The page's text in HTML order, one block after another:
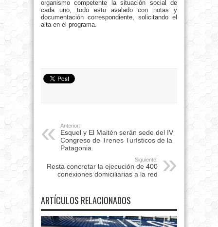
organismo competente la situación social de
cada uno, todo esto avalado con notas y
documentación correspondiente, solicitando el
alta en el programa.
Anterior:
Esquel y El Maitén serán sede del IV
Congreso de Trenes Turísticos de la
Patagonia
Siguiente:
Resta concretar la ejecución de 400
conexiones domiciliarias a la red
ARTÍCULOS RELACIONADOS